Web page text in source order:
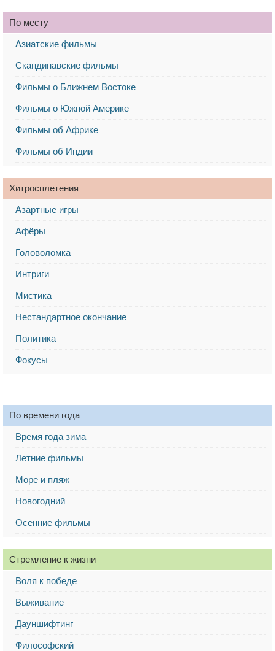
По месту
Азиатские фильмы
Скандинавские фильмы
Фильмы о Ближнем Востоке
Фильмы о Южной Америке
Фильмы об Африке
Фильмы об Индии
Хитросплетения
Азартные игры
Афёры
Головоломка
Интриги
Мистика
Нестандартное окончание
Политика
Фокусы
По времени года
Время года зима
Летние фильмы
Море и пляж
Новогодний
Осенние фильмы
Стремление к жизни
Воля к победе
Выживание
Дауншифтинг
Философский